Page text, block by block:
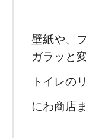
壁紙や、
ガラッと
トイレの
にわ商店